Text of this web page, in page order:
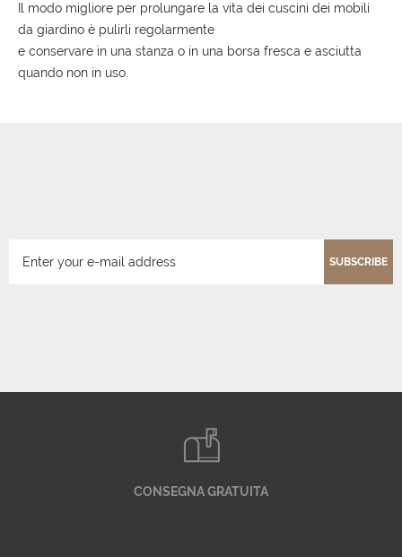
Il modo migliore per prolungare la vita dei cuscini dei mobili
da giardino è pulirli regolarmente
e conservare in una stanza o in una borsa fresca e asciutta
quando non in uso.
SUBSCRIBE
CONSEGNA GRATUITA